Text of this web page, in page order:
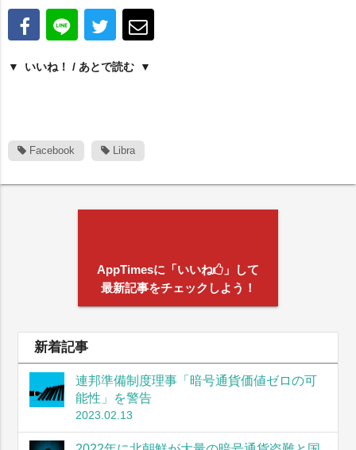
いいね！ / あとで読む
Facebook Libra
AppTimesに「いいね
」して
最新記事をチェックしよう！
新着記事
連邦準備制度理事「暗号通貨価値ゼロの可
能性」を警告
2023.02.13